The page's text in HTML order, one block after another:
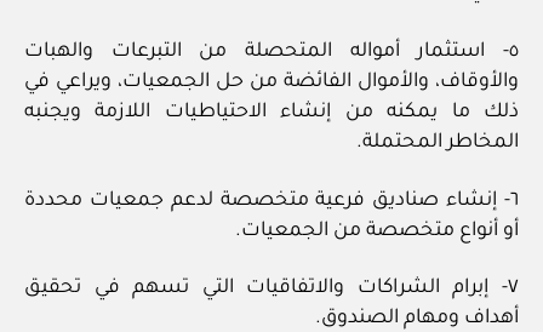
٥- استثمار أمواله المتحصلة من التبرعات والهبات
والأوقاف، والأموال الفائضة من حل الجمعيات، ويراعي في
ذلك ما يمكنه من إنشاء الاحتياطيات اللازمة ويجنبه
المخاطر المحتملة.
٦- إنشاء صناديق فرعية متخصصة لدعم جمعيات محددة
أو أنواع متخصصة من الجمعيات.
٧- إبرام الشراكات والاتفاقيات التي تسهم في تحقيق
أهداف ومهام الصندوق.